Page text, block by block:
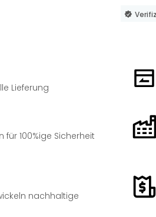
Lieferung
100%ige Sicherheit
nachhaltige